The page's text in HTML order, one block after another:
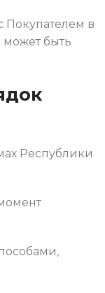
Покупателем в
может быть
Республики